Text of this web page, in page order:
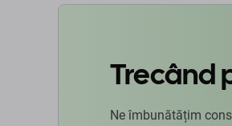
Trecând
Ne îmbunătățim